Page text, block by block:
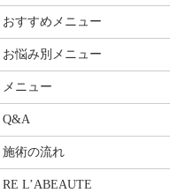
おすすめメニュー
お悩み別メニュー
メニュー
Q&A
施術の流れ
RE L’ABEAUTE